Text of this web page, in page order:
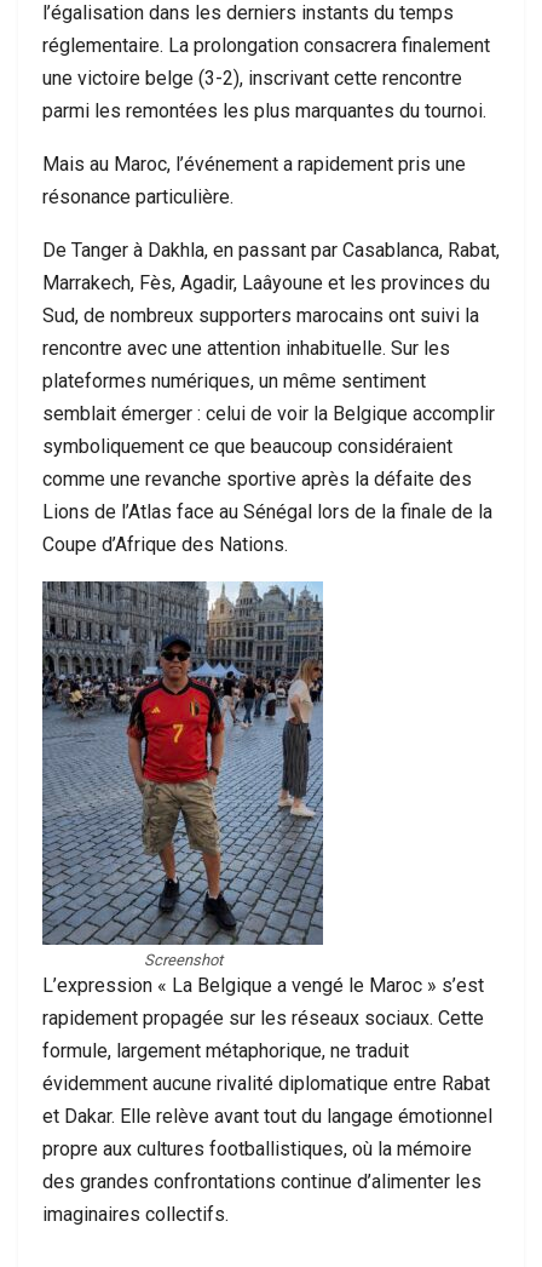
l’égalisation dans les derniers instants du temps
réglementaire. La prolongation consacrera finalement
une victoire belge (3-2), inscrivant cette rencontre
parmi les remontées les plus marquantes du tournoi.
Mais au Maroc, l’événement a rapidement pris une
résonance particulière.
De Tanger à Dakhla, en passant par Casablanca, Rabat,
Marrakech, Fès, Agadir, Laâyoune et les provinces du
Sud, de nombreux supporters marocains ont suivi la
rencontre avec une attention inhabituelle. Sur les
plateformes numériques, un même sentiment
semblait émerger : celui de voir la Belgique accomplir
symboliquement ce que beaucoup considéraient
comme une revanche sportive après la défaite des
Lions de l’Atlas face au Sénégal lors de la finale de la
Coupe d’Afrique des Nations.
Screenshot
L’expression « La Belgique a vengé le Maroc » s’est
rapidement propagée sur les réseaux sociaux. Cette
formule, largement métaphorique, ne traduit
évidemment aucune rivalité diplomatique entre Rabat
et Dakar. Elle relève avant tout du langage émotionnel
propre aux cultures footballistiques, où la mémoire
des grandes confrontations continue d’alimenter les
imaginaires collectifs.